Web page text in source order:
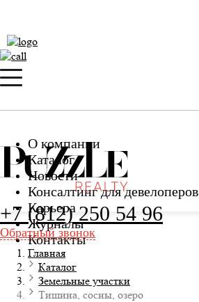
О компании
Каталог
Новости
Консалтинг для девелоперов
Карьера
Журналы
Контакты
+7 (812) 250 54 96
Обратный звонок
Главная
Каталог
Земельные участки
Тишина, сосны, озеро